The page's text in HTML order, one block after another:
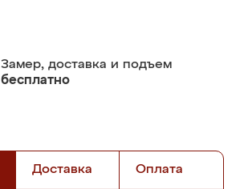
Замер, доставка и подъем
бесплатно
Доставка Оплата